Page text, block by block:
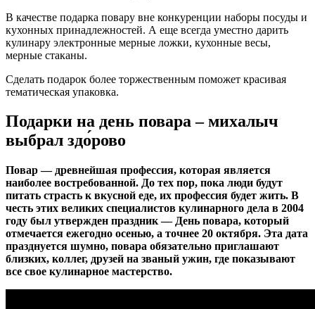
В качестве подарка повару вне конкуренции наборы посуды и
кухонных принадлежностей. А еще всегда уместно дарить
кулинару электронные мерные ложки, кухонные весы,
мерные стаканы.
Сделать подарок более торжественным поможет красивая
тематическая упаковка.
Подарки на день повара – михалыч
выбрал здо́рово
Повар — древнейшая профессия, которая является
наиболее востребованной. До тех пор, пока люди будут
питать страсть к вкусной еде, их профессия будет жить. В
честь этих великих специалистов кулинарного дела в 2004
году был утвержден праздник — День повара, который
отмечается ежегодно осенью, а точнее 20 октября. Эта дата
празднуется шумно, повара обязательно приглашают
близких, коллег, друзей на званый ужин, где показывают
все свое кулинарное мастерство.